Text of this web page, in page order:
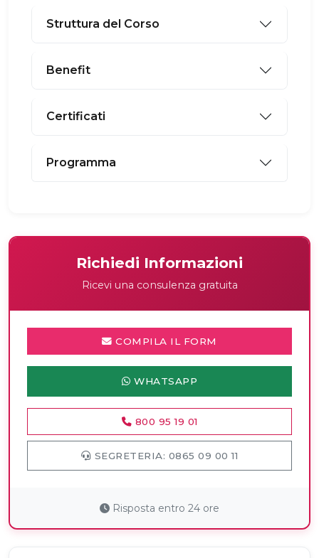
Struttura del Corso
Benefit
Certificati
Programma
Richiedi Informazioni
Ricevi una consulenza gratuita
COMPILA IL FORM
WHATSAPP
800 95 19 01
SEGRETERIA: 0865 09 00 11
Risposta entro 24 ore